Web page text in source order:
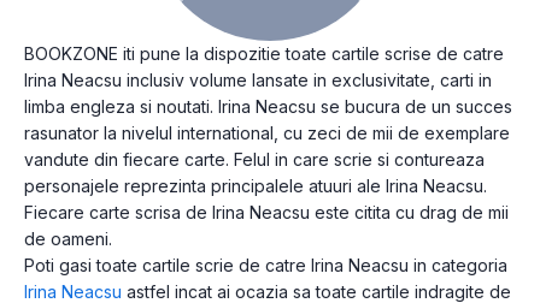
BOOKZONE iti pune la dispozitie toate cartile scrise de catre
Irina Neacsu inclusiv volume lansate in exclusivitate, carti in
limba engleza si noutati. Irina Neacsu se bucura de un succes
rasunator la nivelul international, cu zeci de mii de exemplare
vandute din fiecare carte. Felul in care scrie si contureaza
personajele reprezinta principalele atuuri ale Irina Neacsu.
Fiecare carte scrisa de Irina Neacsu este citita cu drag de mii
de oameni.
Poti gasi toate cartile scrie de catre Irina Neacsu in categoria
Irina Neacsu astfel incat ai ocazia sa toate cartile indragite de